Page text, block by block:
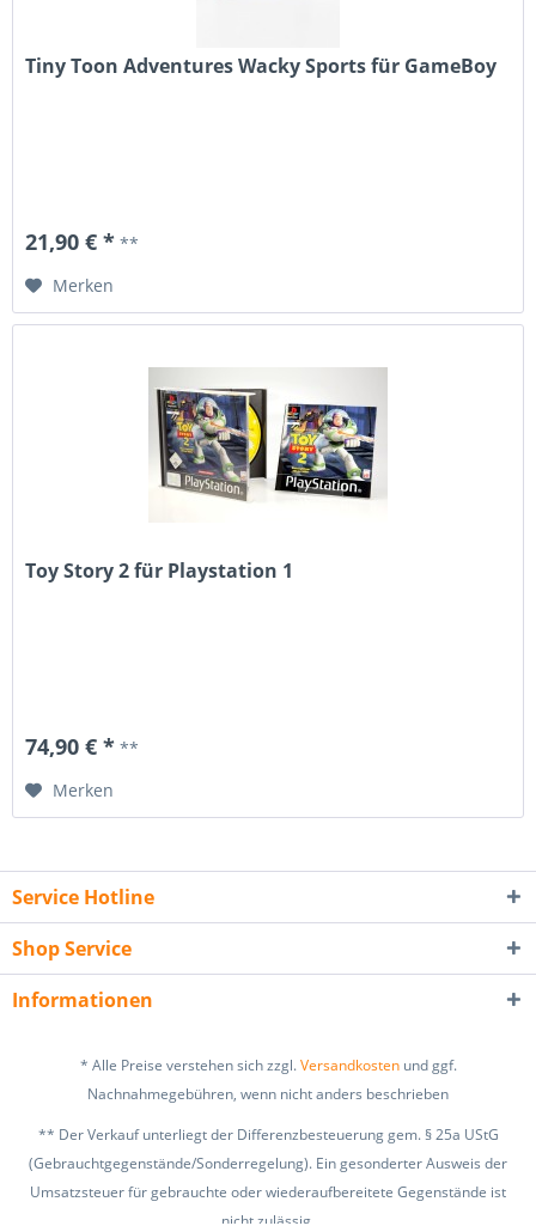
Tiny Toon Adventures Wacky Sports für GameBoy
21,90 € * **
Merken
Toy Story 2 für Playstation 1
74,90 € * **
Merken
Service Hotline
Shop Service
Informationen
* Alle Preise verstehen sich zzgl.Versandkostenund ggf.
Nachnahmegebühren, wenn nicht anders beschrieben
** Der Verkauf unterliegt der Differenzbesteuerung gem. § 25a UStG
(Gebrauchtgegenstände/Sonderregelung). Ein gesonderter Ausweis der
Umsatzsteuer für gebrauchte oder wiederaufbereitete Gegenstände ist
nicht zulässig.